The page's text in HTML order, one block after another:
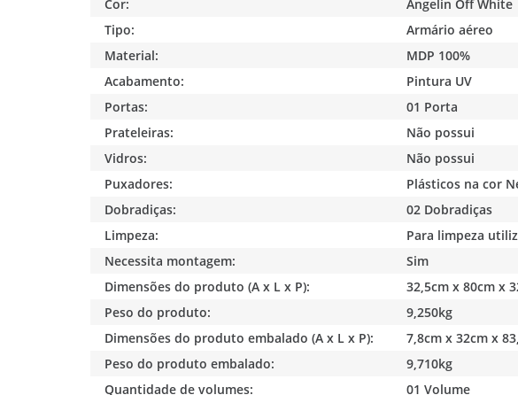
Cor:
Angelin Off White
Tipo:
Armário aéreo
Material:
MDP 100%
Acabamento:
Pintura UV
Portas:
01 Porta
Prateleiras:
Não possui
Vidros:
Não possui
Puxadores:
Plásticos na cor
Dobradiças:
02 Dobradiças
Limpeza:
Para limpeza
Necessita montagem:
Sim
Dimensões do produto (A x L x P):
32,5cm x 80cm x
Peso do produto:
9,250kg
Dimensões do produto embalado (A x L x P):
7,8cm x 32cm x
Peso do produto embalado:
9,710kg
Quantidade de volumes:
01 Volume